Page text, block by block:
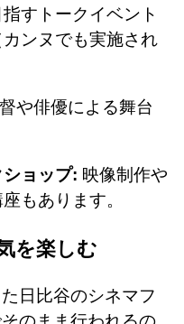
すトークイベント
ンヌでも実施され
や俳優による舞台
ョップ: 映像制作や
もあります。
を楽しむ
日比谷のシネマフ